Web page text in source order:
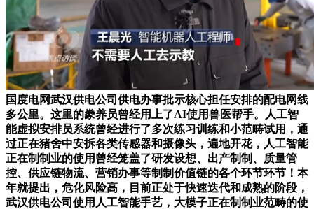
国度电网武汉供电公司供电办事批示核心担任安排的配电网线
多公里。这里的豢养员曾经用上了AI使用兽医帮手。人工智
能虚拟安排员系统曾经进行了多次练习训练和小范畴试用，通
过正在猪舍中安拆各类传感器和摄像头，遍地开花，人工智能
正在制制业的使用曾经笼盖了研发设想、出产制制、质量管
控、供应链物流、营销办事等制制价值链的各个环节环节！本
年就提出，危化风险高，目前正处于快速迭代和成熟的阶段，
武汉供电公司使用人工智能手艺，大模子正在制制业范畴的使